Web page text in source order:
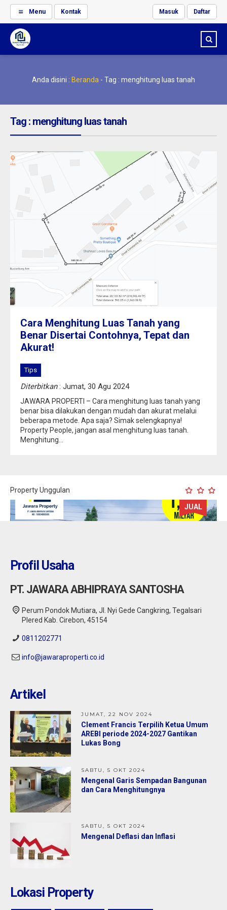
Menu Kontak Masuk Daftar
Anda disini : Beranda - Tag : menghitung luas tanah
Tag : menghitung luas tanah
Cara Menghitung Luas Tanah yang
Benar Disertai Contohnya, Tepat dan
Akurat!
Tips
Diterbitkan: Jumat, 30 Agu 2024
JAWARA PROPERTI – Cara menghitung luas tanah yang
benar bisa dilakukan dengan mudah dan akurat melalui
beberapa metode. Apa saja? Simak selengkapnya!
Property People, jangan asal menghitung luas tanah.
Menghitung...
Property Unggulan
JUAL
Profil Usaha
PT. JAWARA ABHIPRAYA SANTOSHA
Perum Pondok Mutiara, Jl. Nyi Gede Cangkring, Tegalsari
Plered Kab. Cirebon, 45154
0811202771
info@jawaraproperti.co.id
Artikel
JUMAT, 22 NOV 2024
Clement Francis Terpilih Ketua Umum
AREBI periode 2024-2027 Gantikan
Lukas Bong
SABTU, 5 OKT 2024
Mengenal Garis Sempadan Bangunan
dan Cara Menghitungnya
SABTU, 5 OKT 2024
Mengenal Deflasi dan Inflasi
Lokasi Property